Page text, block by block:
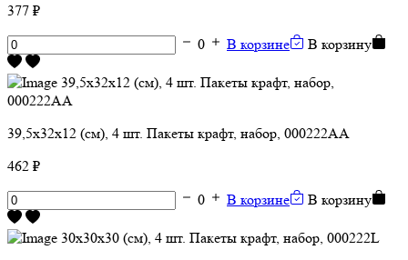
377 ₽
0
В корзине В корзину
39,5х32х12 (см), 4 шт. Пакеты крафт, набор, 000222АА
462 ₽
0
В корзине В корзину